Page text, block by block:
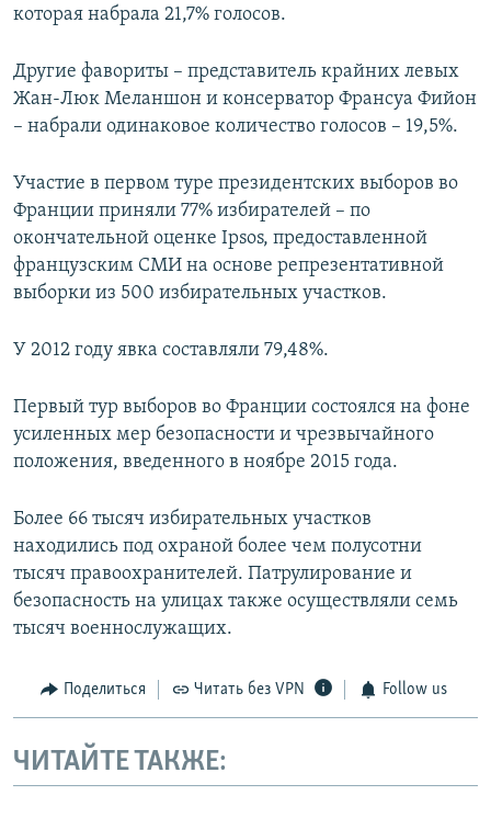
которая набрала 21,7% голосов.
Другие фавориты – представитель крайних левых
Жан-Люк Меланшон и консерватор Франсуа Фийон
– набрали одинаковое количество голосов – 19,5%.
Участие в первом туре президентских выборов во
Франции приняли 77% избирателей – по
окончательной оценке Ipsos, предоставленной
французским СМИ на основе репрезентативной
выборки из 500 избирательных участков.
У 2012 году явка составляли 79,48%.
Первый тур выборов во Франции состоялся на фоне
усиленных мер безопасности и чрезвычайного
положения, введенного в ноябре 2015 года.
Более 66 тысяч избирательных участков
находились под охраной более чем полусотни
тысяч правоохранителей. Патрулирование и
безопасность на улицах также осуществляли семь
тысяч военнослужащих.
Поделиться Читать без VPN Follow us
ЧИТАЙТЕ ТАКЖЕ: